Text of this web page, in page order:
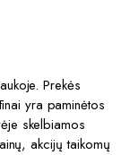
Prekės
yra paminėtos
skelbiamos
akcijų taikomų